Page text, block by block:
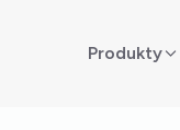
Produkty